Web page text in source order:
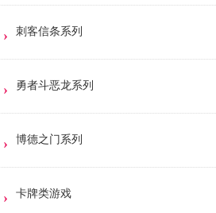
刺客信条系列
勇者斗恶龙系列
博德之门系列
卡牌类游戏